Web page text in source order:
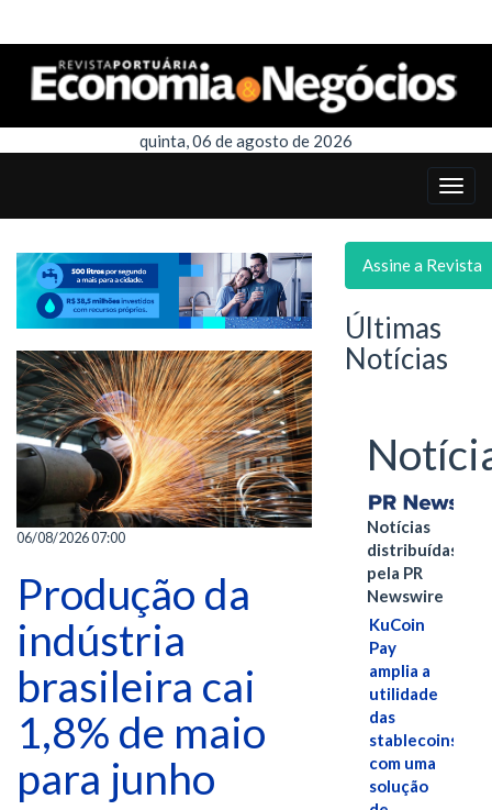
quinta, 06 de agosto de 2026
06/08/2026 07:00
Produção da
indústria
brasileira cai
1,8% de maio
para junho
Assine a Revista
Últimas
Notícias
Notícias
distribuídas
pela PR
Newswire
KuCoin
Pay
amplia a
utilidade
das
stablecoins
com uma
solução